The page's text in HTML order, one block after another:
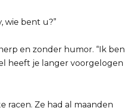
wie bent u?”
en zonder humor. “Ik ben
heeft je langer voorgelogen
racen. Ze had al maanden